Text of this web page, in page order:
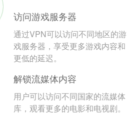
访问游戏服务器
通过VPN可以访问不同地区的游
戏服务器，享受更多游戏内容和
更低的延迟。
解锁流媒体内容
用户可以访问不同国家的流媒体
库，观看更多的电影和电视剧。